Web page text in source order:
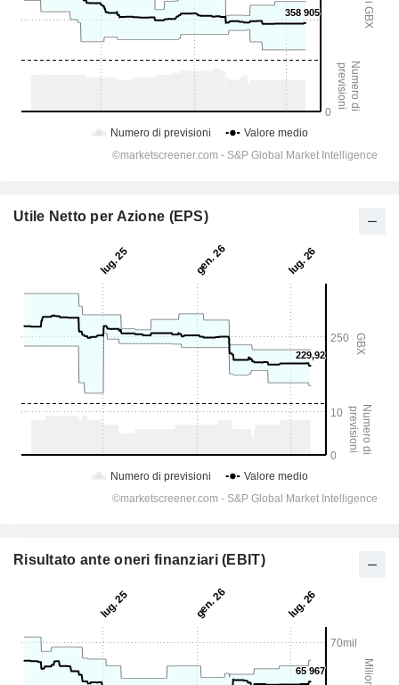
Utile Netto per Azione (EPS)
Risultato ante oneri finanziari (EBIT)